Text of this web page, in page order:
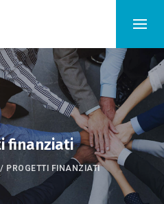
finanziati
/ PROGETTI FINANZIATI